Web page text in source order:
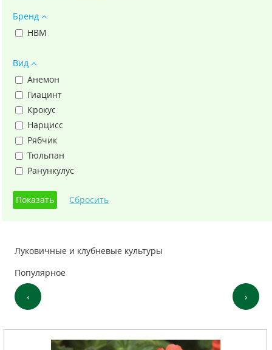
Бренд
НВМ
Вид
Анемон
Гиацинт
Крокус
Нарцисс
Рябчик
Тюльпан
Ранункулус
Ирис
Луковичные и клубневые культуры
Популярное
‹ ›